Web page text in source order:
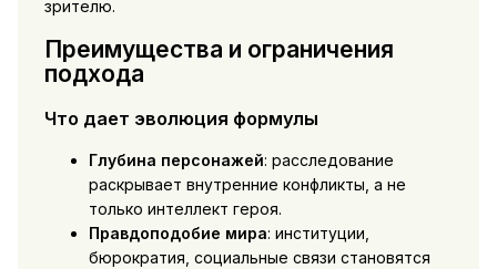
зрителю.
Преимущества и ограничения
подхода
Что дает эволюция формулы
Глубина персонажей: расследование
раскрывает внутренние конфликты, а не
только интеллект героя.
Правдоподобие мира: институции,
бюрократия, социальные связи становятся